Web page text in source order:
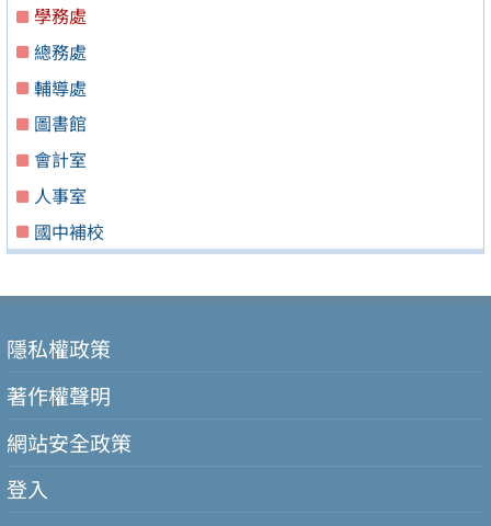
學務處
總務處
輔導處
圖書館
會計室
人事室
國中補校
隱私權政策
著作權聲明
網站安全政策
登入